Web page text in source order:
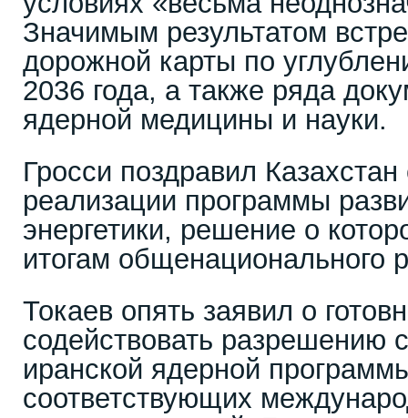
Значимым результатом
дорожной карты по
2036 года, а также ряда
ядерной медицины и науки.
Гросси поздравил
реализации программы
энергетики, решение о
итогам общенационального
Токаев опять заявил о
содействовать разрешению
иранской ядерной
соответствующих